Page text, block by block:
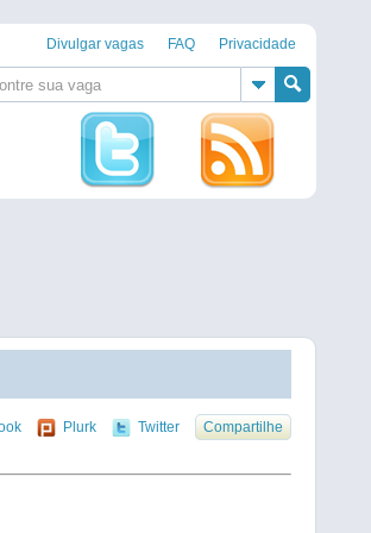
Divulgar vagas FAQ Privacidade
Plurk Twitter Compartilhe